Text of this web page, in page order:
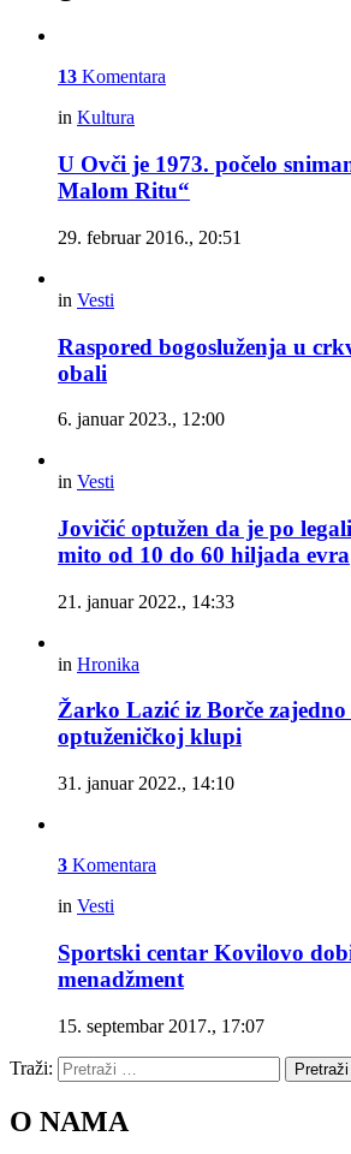
13 Komentara
in Kultura
U Ovči je 1973. počelo
Malom Ritu“
29. februar 2016., 20:51
in Vesti
Raspored bogosluženja u
obali
6. januar 2023., 12:00
in Vesti
Jovičić optužen da je po
mito od 10 do 60 hiljada evra
21. januar 2022., 14:33
in Hronika
Žarko Lazić iz Borče zajedno
optuženičkoj klupi
31. januar 2022., 14:10
3 Komentara
in Vesti
Sportski centar Kovilovo
menadžment
15. septembar 2017., 17:07
Traži: Pretraži
O NAMA